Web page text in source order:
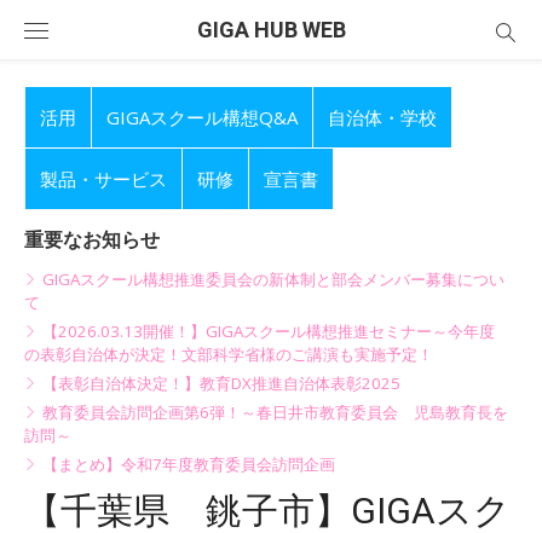
GIGA HUB WEB
活用 GIGAスクール構想Q&A 自治体・学校
製品・サービス 研修 宣言書
重要なお知らせ
GIGAスクール構想推進委員会の新体制と部会メンバー募集につい
て
【2026.03.13開催！】GIGAスクール構想推進セミナー～今年度
の表彰自治体が決定！文部科学省様のご講演も実施予定！
【表彰自治体決定！】教育DX推進自治体表彰2025
教育委員会訪問企画第6弾！～春日井市教育委員会 児島教育長を
訪問～
【まとめ】令和7年度教育委員会訪問企画
【千葉県 銚子市】GIGAスク